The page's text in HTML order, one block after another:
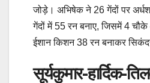
जोड़े। अभिषेक ने 26 गेंदों पर
गेंदों में 55 रन बनाए, जिसमें 4
ईशान किशन 38 रन बनाकर
सूर्यकुमार-हार्दिक-